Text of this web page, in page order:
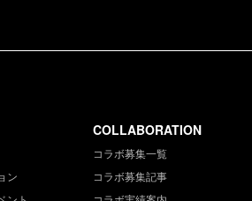
ン
COLLABORATION
コラボ募集一覧
コラボ募集記事